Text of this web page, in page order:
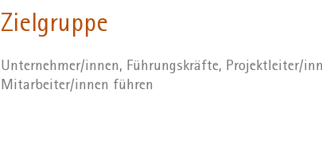
Zielgruppe
Unternehmer/innen, Führungskräfte, Projektleiter/
Mitarbeiter/innen führen